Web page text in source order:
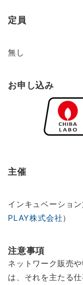
定員
無し
お申し込み
主催
インキュベーショ
PLAY株式会社）
注意事項
ネットワーク販売
は、それを主たる